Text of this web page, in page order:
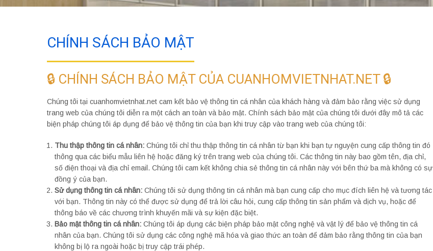
CHÍNH SÁCH BẢO MẬT
🔒 CHÍNH SÁCH BẢO MẬT CỦA CUANHOMVIETNHAT.NET 🔒
Chúng tôi tại cuanhomvietnhat.net cam kết bảo vệ thông tin cá nhân của khách hàng và đảm bảo rằng việc sử dụng
trang web của chúng tôi diễn ra một cách an toàn và bảo mật. Chính sách bảo mật của chúng tôi dưới đây mô tả các
biện pháp chúng tôi áp dụng để bảo vệ thông tin của bạn khi truy cập vào trang web của chúng tôi:
Thu thập thông tin cá nhân: Chúng tôi chỉ thu thập thông tin cá nhân từ bạn khi bạn tự nguyện cung cấp thông tin đó
thông qua các biểu mẫu liên hệ hoặc đăng ký trên trang web của chúng tôi. Các thông tin này bao gồm tên, địa chỉ,
số điện thoại và địa chỉ email. Chúng tôi cam kết không chia sẻ thông tin cá nhân này với bên thứ ba mà không có sự
đồng ý của bạn.
Sử dụng thông tin cá nhân: Chúng tôi sử dụng thông tin cá nhân mà bạn cung cấp cho mục đích liên hệ và tương tác
với bạn. Thông tin này có thể được sử dụng để trả lời câu hỏi, cung cấp thông tin sản phẩm và dịch vụ, hoặc để
thông báo về các chương trình khuyến mãi và sự kiện đặc biệt.
Bảo mật thông tin cá nhân: Chúng tôi áp dụng các biện pháp bảo mật công nghệ và vật lý để bảo vệ thông tin cá
nhân của bạn. Chúng tôi sử dụng các công nghệ mã hóa và giao thức an toàn để đảm bảo rằng thông tin của bạn
không bị lộ ra ngoài hoặc bị truy cập trái phép.